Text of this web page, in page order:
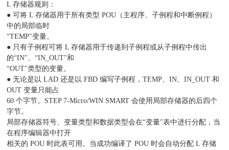
L 存储器规则：
● 可将 L 存储器用于所有类型 POU（主程序、子例程和中断例程）
中的局部临时
“TEMP"变量。
● 只有子例程可将 L 存储器用于传递到子例程或从子例程中传出
的“IN"、“IN_OUT"和
“OUT"类型的变量。
● 无论是以 LAD 还是以 FBD 编写子例程，TEMP、IN、IN_OUT 和
OUT 变量只能占
60 个字节。STEP 7-Micro/WIN SMART 会使用局部存储器的后四个
字节。
局部存储器符号、变量类型和数据类型会在“变量"表中进行分配，当
在程序编辑器中打开
相关的 POU 时此表可用。当成功编译了 POU 时会自动分配 L 存储